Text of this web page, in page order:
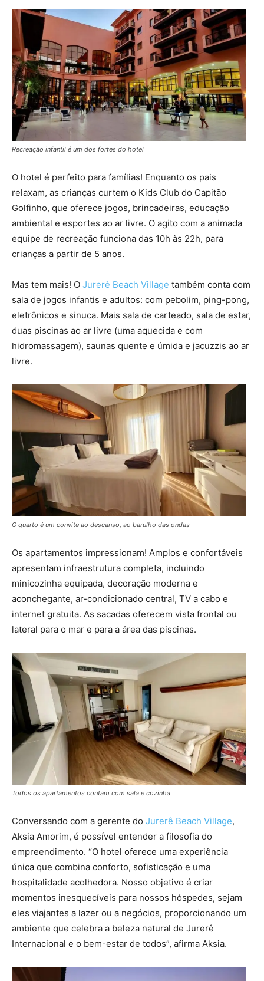
Recreação infantil é um dos fortes do hotel
O hotel é perfeito para famílias! Enquanto os pais
relaxam, as crianças curtem o Kids Club do Capitão
Golfinho, que oferece jogos, brincadeiras, educação
ambiental e esportes ao ar livre. O agito com a animada
equipe de recreação funciona das 10h às 22h, para
crianças a partir de 5 anos.
Mas tem mais! O Jurerê Beach Village também conta com
sala de jogos infantis e adultos: com pebolim, ping-pong,
eletrônicos e sinuca. Mais sala de carteado, sala de estar,
duas piscinas ao ar livre (uma aquecida e com
hidromassagem), saunas quente e úmida e jacuzzis ao ar
livre.
O quarto é um convite ao descanso, ao barulho das ondas
Os apartamentos impressionam! Amplos e confortáveis
apresentam infraestrutura completa, incluindo
minicozinha equipada, decoração moderna e
aconchegante, ar-condicionado central, TV a cabo e
internet gratuita. As sacadas oferecem vista frontal ou
lateral para o mar e para a área das piscinas.
Todos os apartamentos contam com sala e cozinha
Conversando com a gerente do Jurerê Beach Village,
Aksia Amorim, é possível entender a filosofia do
empreendimento. “O hotel oferece uma experiência
única que combina conforto, sofisticação e uma
hospitalidade acolhedora. Nosso objetivo é criar
momentos inesquecíveis para nossos hóspedes, sejam
eles viajantes a lazer ou a negócios, proporcionando um
ambiente que celebra a beleza natural de Jurerê
Internacional e o bem-estar de todos”, afirma Aksia.